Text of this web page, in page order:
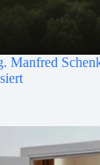
Manfred